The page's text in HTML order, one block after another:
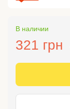
В наличии
321 грн